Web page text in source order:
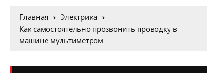
Главная
Электрика
Как самостоятельно прозвонить проводку в
машине мультиметром